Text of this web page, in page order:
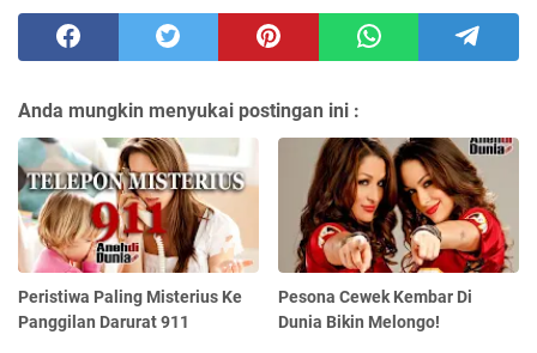
Anda mungkin menyukai postingan ini :
Peristiwa Paling Misterius Ke
Panggilan Darurat 911
Pesona Cewek Kembar Di
Dunia Bikin Melongo!